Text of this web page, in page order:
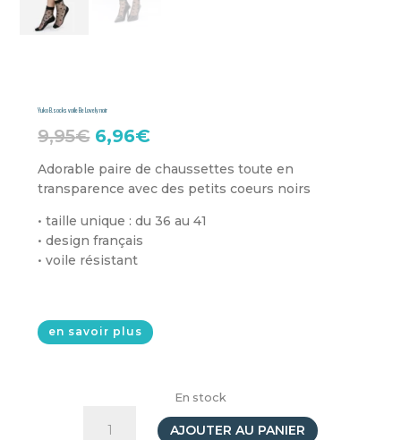
Yuko B. socks voile Be Lovely noir
9,95€ Le
prix
initial
était :
9,95€.
6,96€Le
prix
actuel
est :
Adorable paire de chaussettes toute en
transparence avec des petits coeurs noirs
• taille unique : du 36 au 41
• design français
• voile résistant
en savoir plus
En stock
AJOUTER AU PANIER